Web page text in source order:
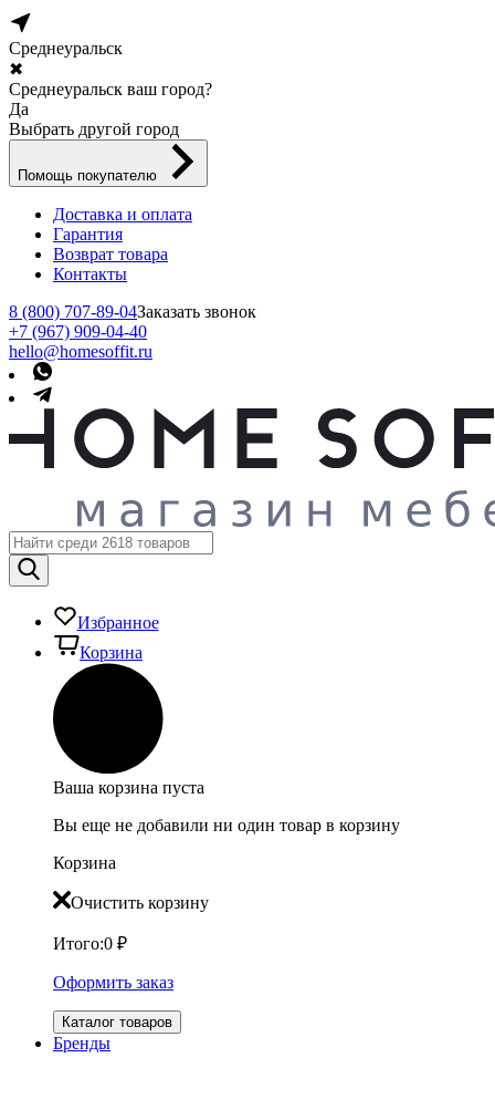
Среднеуральск
✖
Среднеуральск ваш город?
Да
Выбрать другой город
Помощь покупателю
Доставка и оплата
Гарантия
Возврат товара
Контакты
8 (800) 707-89-04Заказать звонок
+7 (967) 909-04-40
hello@homesoffit.ru
Избранное
Корзина
Ваша корзина пуста
Вы еще не добавили ни один товар в корзину
Корзина
Очистить корзину
Итого:0 ₽
Оформить заказ
Каталог товаров
Бренды